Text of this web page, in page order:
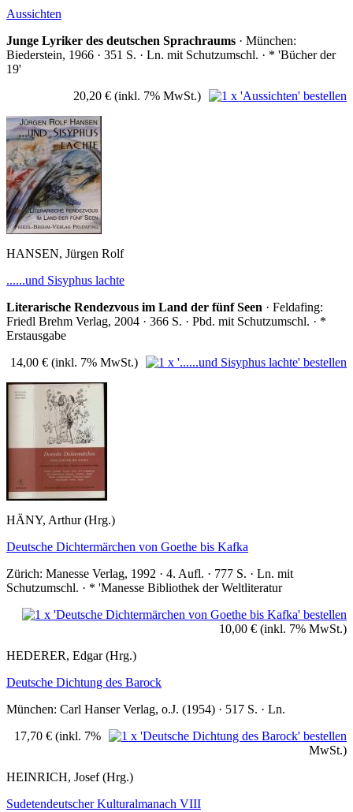
Aussichten
Junge Lyriker des deutschen Sprachraums · München:
Biederstein, 1966 · 351 S. · Ln. mit Schutzumschl. · * 'Bücher der
19'
20,20 € (inkl. 7% MwSt.)
HANSEN, Jürgen Rolf
......und Sisyphus lachte
Literarische Rendezvous im Land der fünf Seen · Feldafing:
Friedl Brehm Verlag, 2004 · 366 S. · Pbd. mit Schutzumschl. · *
Erstausgabe
14,00 € (inkl. 7% MwSt.)
HÄNY, Arthur (Hrg.)
Deutsche Dichtermärchen von Goethe bis Kafka
Zürich: Manesse Verlag, 1992 · 4. Aufl. · 777 S. · Ln. mit
Schutzumschl. · * 'Manesse Bibliothek der Weltliteratur
10,00 € (inkl. 7% MwSt.)
HEDERER, Edgar (Hrg.)
Deutsche Dichtung des Barock
München: Carl Hanser Verlag, o.J. (1954) · 517 S. · Ln.
17,70 € (inkl. 7%
MwSt.)
HEINRICH, Josef (Hrg.)
Sudetendeutscher Kulturalmanach VIII